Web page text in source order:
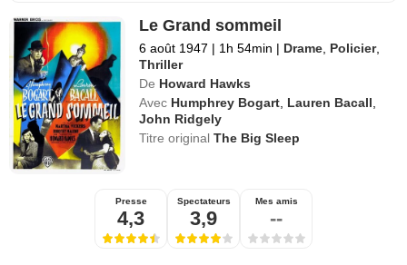
Le Grand sommeil
6 août 1947 | 1h 54min | Drame, Policier,
Thriller
De Howard Hawks
Avec Humphrey Bogart, Lauren Bacall,
John Ridgely
Titre originalThe Big Sleep
Presse
4,3
Spectateurs
3,9
Mes amis
--